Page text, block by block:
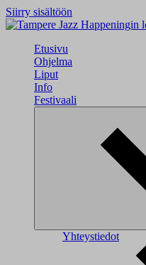
Siirry sisältöön
Etusivu
Ohjelma
Liput
Info
Festivaali
Yhteystiedot